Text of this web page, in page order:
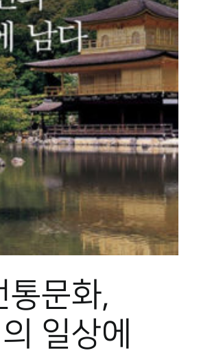
통문화,
일상에